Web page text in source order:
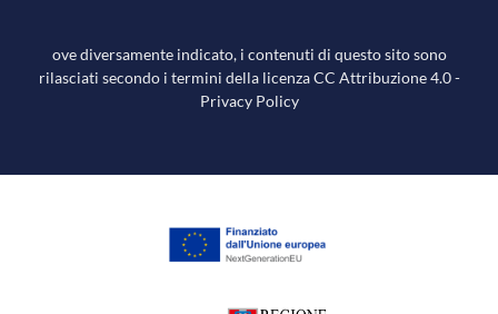
ove diversamente indicato, i contenuti di questo sito sono
rilasciati secondo i termini della licenza CC Attribuzione 4.0-
Privacy Policy